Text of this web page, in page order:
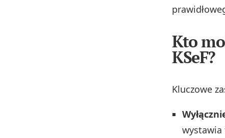
Kto
KSeF?
Kluczowe
wystawia